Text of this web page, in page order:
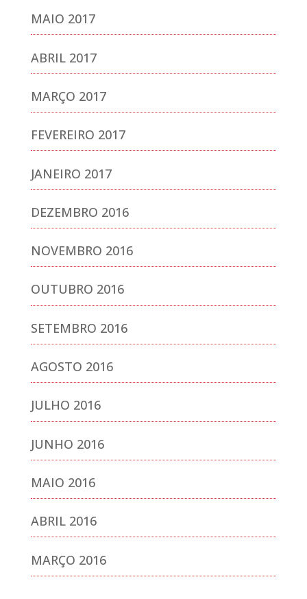
MAIO 2017
ABRIL 2017
MARÇO 2017
FEVEREIRO 2017
JANEIRO 2017
DEZEMBRO 2016
NOVEMBRO 2016
OUTUBRO 2016
SETEMBRO 2016
AGOSTO 2016
JULHO 2016
JUNHO 2016
MAIO 2016
ABRIL 2016
MARÇO 2016